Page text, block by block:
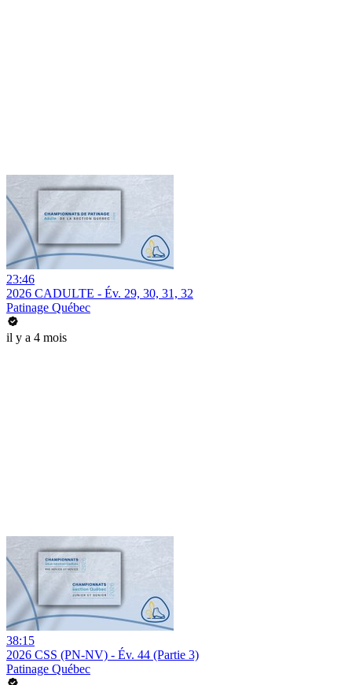
23:46
2026 CADULTE - Év. 29, 30, 31, 32
Patinage Québec
il y a 4 mois
38:15
2026 CSS (PN-NV) - Év. 44 (Partie 3)
Patinage Québec